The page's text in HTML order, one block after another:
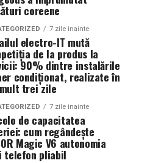
coreene
7 zile inainte
electro-IT mută
de la produs la
90% dintre instalările
condiționat, realizate în
trei zile
7 zile inainte
de capacitatea
cum regândește
Magic V6 autonomia
telefon pliabil